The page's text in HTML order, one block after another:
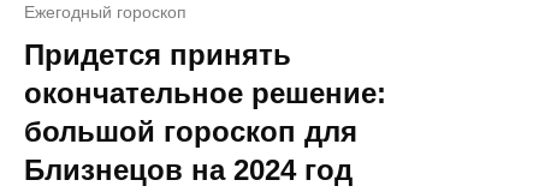
Ежегодный гороскоп
Придется принять
окончательное решение:
большой гороскоп для
Близнецов на 2024 год